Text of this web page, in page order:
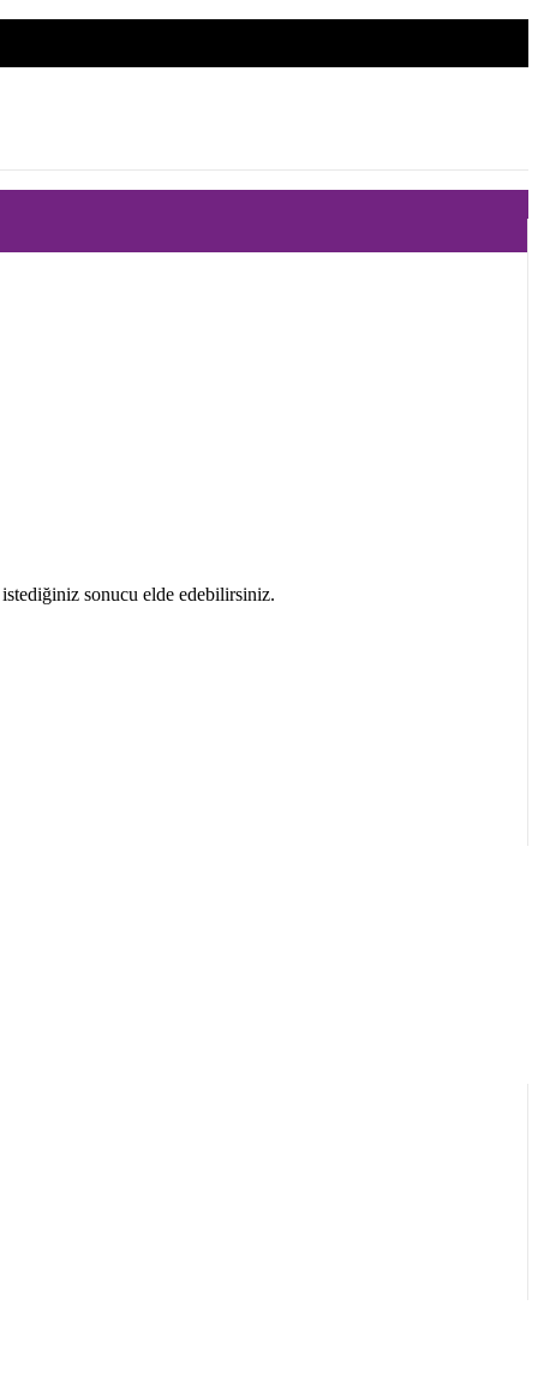
sonucu elde edebilirsiniz.